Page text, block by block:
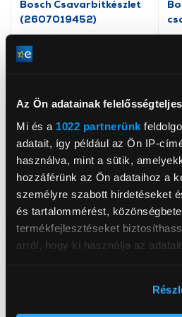
Az Ön adatainak
Mi és a 1022 partnerünk
adatait, így például az Ön IP-
használva, mint a sütik,
hozzáférünk az Ön adataihoz a
személyre szabott hirdetéseket
és tartalommérést,
termékfejlesztéseket
arról, hogy ki használja az
Bosch Csavarbitkészlet
(2607019452)
1 199 Ft
-5%